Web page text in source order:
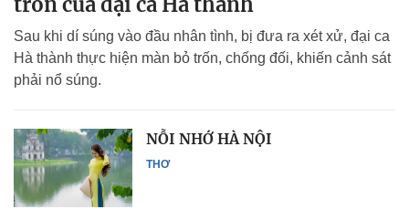
Sau khi dí súng vào đầu nhân tình, bị đưa ra xét xử, đại ca
Hà thành thực hiện màn bỏ trốn, chống đối, khiến cảnh sát
phải nổ súng.
THƠ
NỖI NHỚ HÀ NỘI